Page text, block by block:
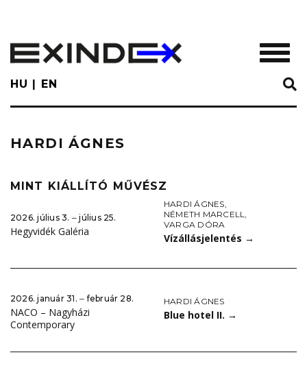
main
content
HU EN
HARDI ÁGNES
MINT KIÁLLÍTÓ MŰVÉSZ
2026. július 3. ‒ július 25.
Hegyvidék Galéria
HARDI ÁGNES,
NÉMETH MARCELL,
VARGA DÓRA
Vízállásjelentés →
2026. január 31. ‒ február 28.
NACO – Nagyházi
Contemporary
HARDI ÁGNES
Blue hotel II. →